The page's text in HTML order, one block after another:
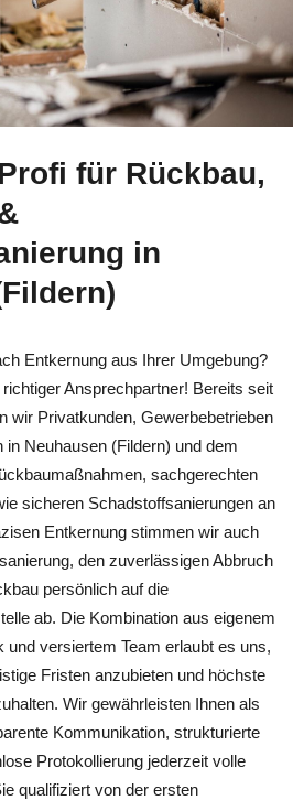
für Rückbau,
in
Entkernung aus Ihrer Umgebung?
Ansprechpartner! Bereits seit
wir Privatkunden, Gewerbebetrieben
in Neuhausen (Fildern) und dem
sachgerechten
sicheren Schadstoffsanierungen an
Entkernung stimmen wir auch
den zuverlässigen Abbruch
persönlich auf die
ab. Die Kombination aus eigenem
und versiertem Team erlaubt es uns,
Fristen anzubieten und höchste
Wir gewährleisten Ihnen als
Kommunikation, strukturierte
Protokollierung jederzeit volle
qualifiziert von der ersten